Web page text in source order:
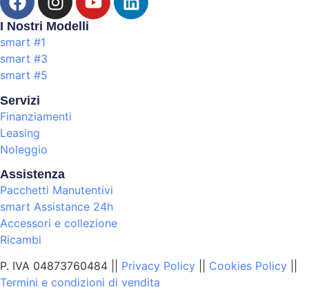
I Nostri Modelli
smart #1
smart #3
smart #5
Servizi
Finanziamenti
Leasing
Noleggio
Assistenza
Pacchetti Manutentivi
smart Assistance 24h
Accessori e collezione
Ricambi
P. IVA 04873760484 || Privacy Policy Cookies Policy
Termini e condizioni di vendita